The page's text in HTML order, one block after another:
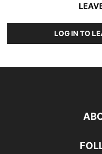
LOG IN TO